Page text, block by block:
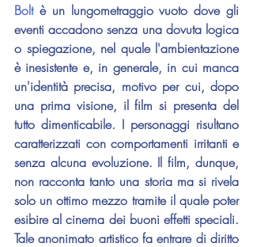
Bolt è un lungometraggio vuoto dove gli
eventi accadono senza una dovuta logica
o spiegazione, nel quale l'ambientazione
è inesistente e, in generale, in cui manca
un'identità precisa, motivo per cui, dopo
una prima visione, il film si presenta del
tutto dimenticabile. I personaggi risultano
caratterizzati con comportamenti irritanti e
senza alcuna evoluzione. Il film, dunque,
non racconta tanto una storia ma si rivela
solo un ottimo mezzo tramite il quale poter
esibire al cinema dei buoni effetti speciali.